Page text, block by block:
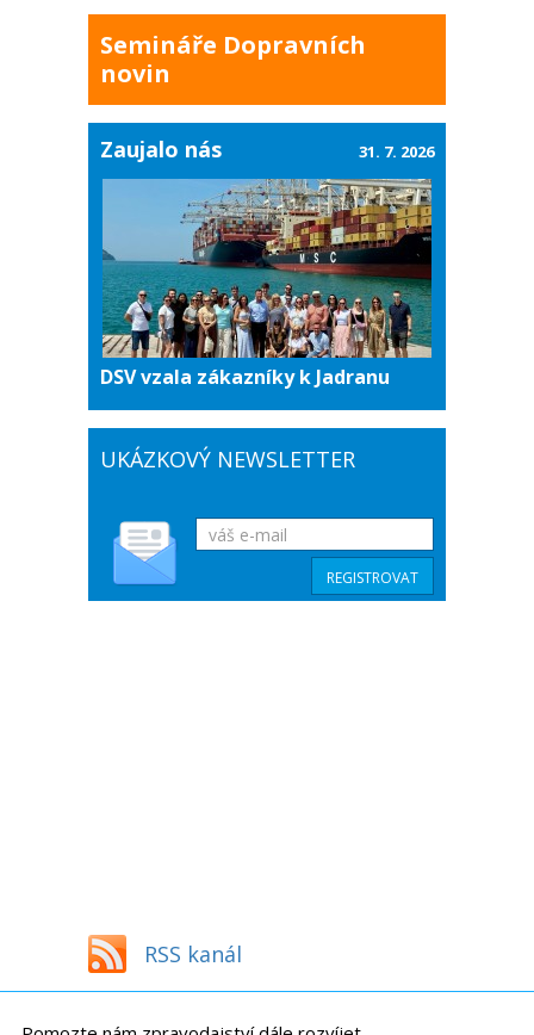
Semináře Dopravních
novin
Zaujalo nás
DSV vzala zákazníky k Jadranu
31. 7. 2026
UKÁZKOVÝ NEWSLETTER
RSS kanál